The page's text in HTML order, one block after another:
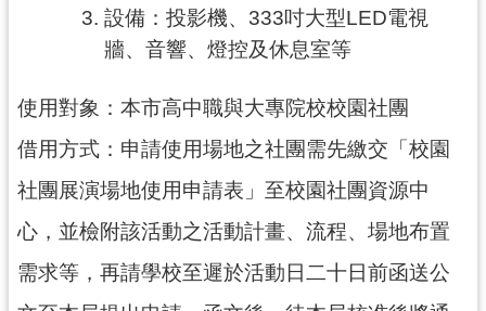
服
青
資
設備：投影機、333吋大型LED電視
牆、音響、燈控及休息室等
使用對象：本市高中職與大專院校校園社團
借用方式：申請使用場地之社團需先繳交「校園
社團展演場地使用申請表」至校園社團資源中
心，並檢附該活動之活動計畫、流程、場地布置
需求等，再請學校至遲於活動日二十日前函送公